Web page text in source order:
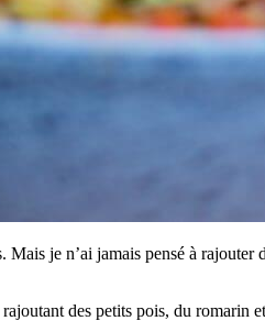
je n’ai jamais pensé à
des petits pois, du romarin